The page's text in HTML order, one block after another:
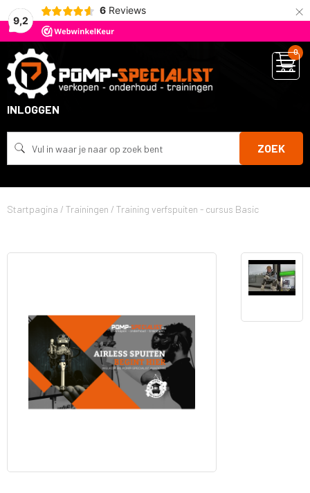
9,2
6 Reviews ×
ZOEK
INLOGGEN
0
Startpagina / Trainingen / Training verfspuiten - cursus Basic